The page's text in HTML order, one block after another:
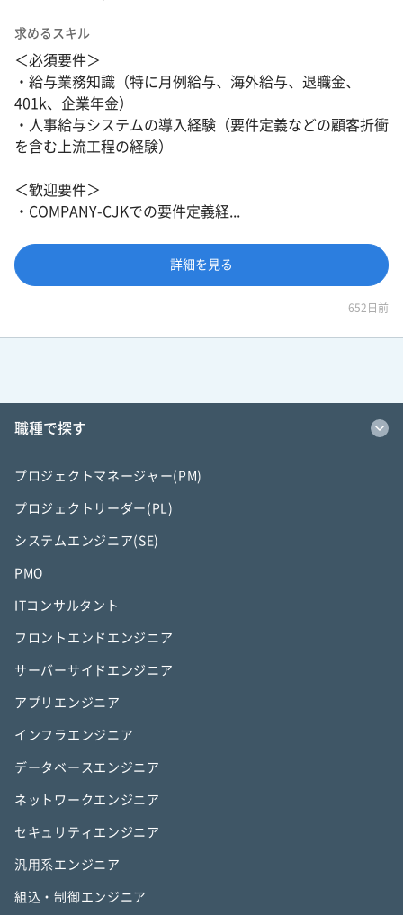
求めるスキル
＜必須要件＞
・給与業務知識（特に月例給与、海外給与、退職金、
401k、企業年金）
・人事給与システムの導入経験（要件定義などの顧客折衝
を含む上流工程の経験）
＜歓迎要件＞
・COMPANY-CJKでの要件定義経...
詳細を見る
652日前
職種で探す
プロジェクトマネージャー(PM)
プロジェクトリーダー(PL)
システムエンジニア(SE)
PMO
ITコンサルタント
フロントエンドエンジニア
サーバーサイドエンジニア
アプリエンジニア
インフラエンジニア
データベースエンジニア
ネットワークエンジニア
セキュリティエンジニア
汎用系エンジニア
組込・制御エンジニア